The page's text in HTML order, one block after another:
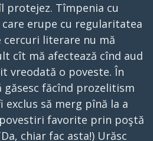
protejez. Tîmpenia cu
erupe cu regularitatea
literare nu mă
cît mă afectează cînd aud
vreodată o poveste. În
găsesc făcînd prozelitism
exclus să merg pînă la a
favorite prin poştă
chiar fac asta!) Urăsc